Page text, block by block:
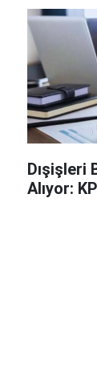
Dışişleri
Alıyor: